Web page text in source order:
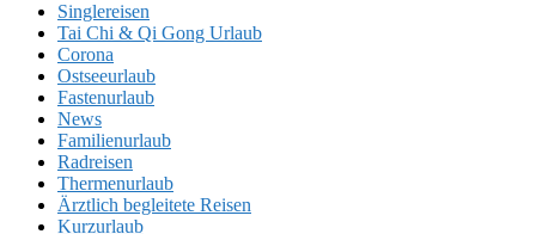
Singlereisen
Tai Chi & Qi Gong Urlaub
Corona
Ostseeurlaub
Fastenurlaub
News
Familienurlaub
Radreisen
Thermenurlaub
Ärztlich begleitete Reisen
Kurzurlaub